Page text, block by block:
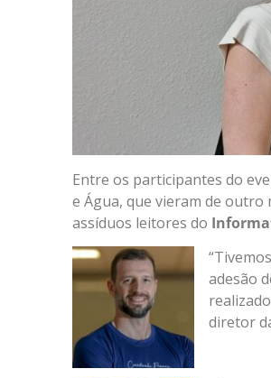
Entre os participantes do
e Água, que vieram de outro
assíduos leitores do
adesão
diretor